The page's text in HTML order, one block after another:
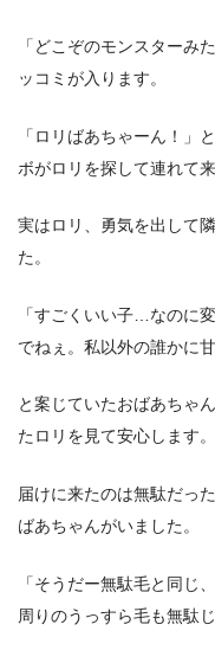
「どこぞのモンスターみ
ッコミが入ります。
「ロリばあちゃーん！」
ボがロリを探して連れて
実はロリ、勇気を出して
た。
「すごくいい子…なのに
でねぇ。私以外の誰かに
と案じていたおばあちゃ
たロリを見て安心します。
届けに来たのは無駄だっ
ばあちゃんがいました。
「そうだー無駄毛と同じ
周りのうっすら毛も無駄